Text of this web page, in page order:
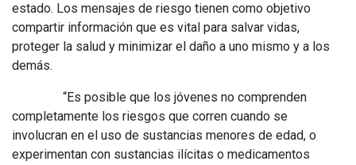
estado. Los mensajes de riesgo tienen como objetivo
compartir información que es vital para salvar vidas,
proteger la salud y minimizar el daño a uno mismo y a los
demás.
“Es posible que los jóvenes no comprenden
completamente los riesgos que corren cuando se
involucran en el uso de sustancias menores de edad, o
experimentan con sustancias ilícitas o medicamentos